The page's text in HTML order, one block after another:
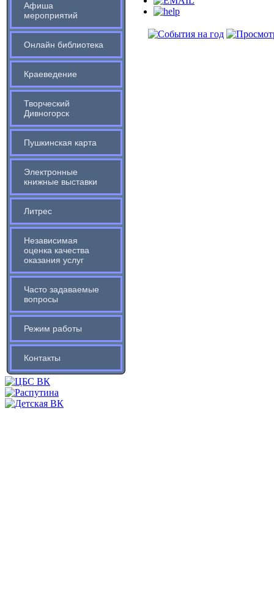
Афиша
мероприятий
Онлайн библиотека
Краеведение
Творческий
Дивногорск
Пушкинская карта
Электронные
книжные выставки
Литрес
Независимая
оценка качества
оказания услуг
Часто задаваемые
вопросы
Режим работы
Контакты